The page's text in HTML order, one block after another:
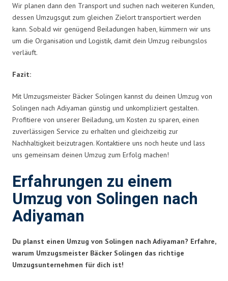
Wir planen dann den Transport und suchen nach weiteren Kunden,
dessen Umzugsgut zum gleichen Zielort transportiert werden
kann. Sobald wir genügend Beiladungen haben, kümmern wir uns
um die Organisation und Logistik, damit dein Umzug reibungslos
verläuft.
Fazit:
Mit Umzugsmeister Bäcker Solingen kannst du deinen Umzug von
Solingen nach Adiyaman günstig und unkompliziert gestalten.
Profitiere von unserer Beiladung, um Kosten zu sparen, einen
zuverlässigen Service zu erhalten und gleichzeitig zur
Nachhaltigkeit beizutragen. Kontaktiere uns noch heute und lass
uns gemeinsam deinen Umzug zum Erfolg machen!
Erfahrungen zu einem
Umzug von Solingen nach
Adiyaman
Du planst einen Umzug von Solingen nach Adiyaman? Erfahre,
warum Umzugsmeister Bäcker Solingen das richtige
Umzugsunternehmen für dich ist!